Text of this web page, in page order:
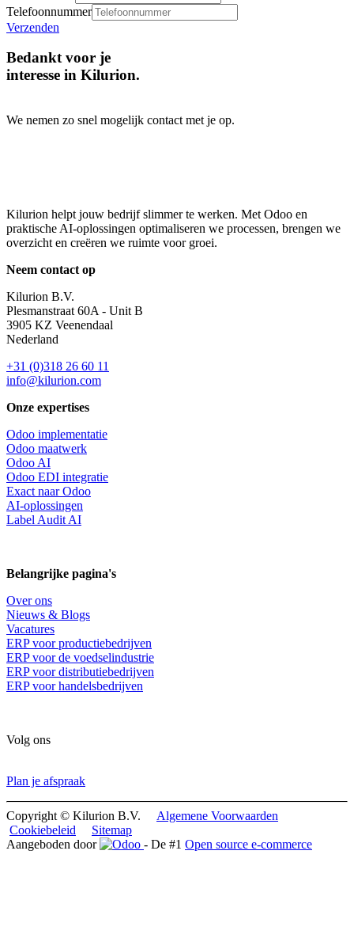
Telefoonnummer
Verzenden
Bedankt voor je
interesse in Kilurion.
​We nemen zo snel mogelijk contact met je op.
Kilurion helpt jouw bedrijf slimmer te werken. Met Odoo en
praktische AI-oplossingen optimaliseren we processen, brengen we
overzicht en creëren we ruimte voor groei.
Neem contact op
Kilurion B.V.
Plesmanstraat 60A - Unit B
3905 KZ Veenendaal
Nederland
+31 (0)318 26 60 11
info@kilurion.com
Onze expertises
Odoo implementatie
Odoo maatwerk
Odoo AI
Odoo EDI integratie
Exact naar Odoo
AI-oplossingen
Label Audit AI
Belangrijke pagina's
Over ons
Nieuws & Blogs
Vacatures
ERP voor productiebedrijven
ERP voor de voedselindustrie
ERP voor distributiebedrijven
ERP voor handelsbedrijven
Volg ons
Plan je afspraa​​k
Copyright © Kilurion B.V. Algemene Voorwaarden
Cookiebeleid
Sitemap
Aangeboden door
- De #1 Open source e-commerce